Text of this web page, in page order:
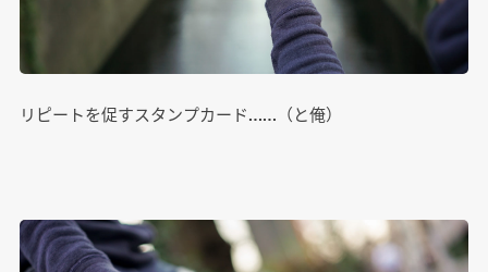
リピートを促すスタンプカード……（と俺）